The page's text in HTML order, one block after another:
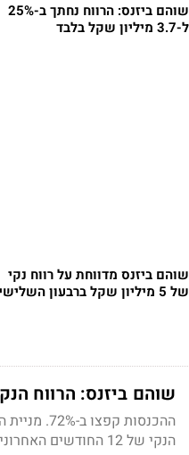
שוהם ביזנס: הרווח נחתך ב-25%
ל-3.7 מיליון שקל בלבד
שוהם ביזנס מדווחת על רווח נקי
של 5 מיליון שקל ברבעון השלישי
שוהם ביזנס: הרווח הנקי זינק ב-90%
הנקי של 12 החודשים האחרונים